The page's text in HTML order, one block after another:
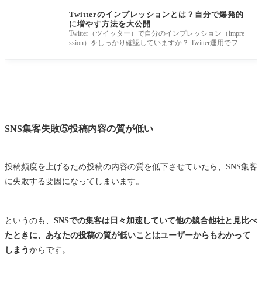
Twitterのインプレッションとは？自分で爆発的
に増やす方法を大公開
Twitter（ツイッター）で自分のインプレッション（impre
ssion）をしっかり確認していますか？ Twitter運用でフォ
SNS集客失敗⑤投稿内容の質が低い
投稿頻度を上げるため投稿の内容の質を低下させていたら、SNS集客
に失敗する要因になってしまいます。
というのも、 SNSでの集客は日々加速していて他の競合他社と見比べ
たときに、あなたの投稿の質が低いことはユーザーからもわかって
しまうからです。